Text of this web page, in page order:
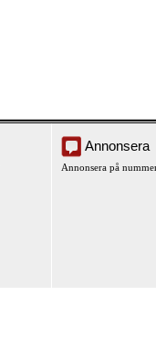
Annonsera
Annonsera på